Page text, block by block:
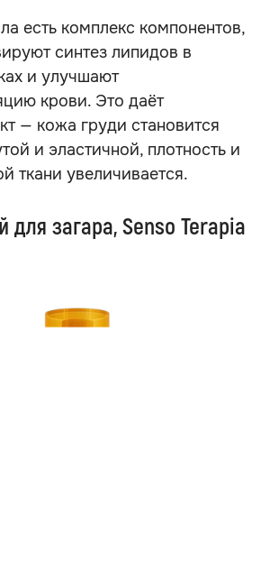
есть комплекс компонентов,
синтез липидов в
и улучшают
крови. Это даёт
— кожа груди становится
и эластичной, плотность и
ткани увеличивается.
для загара, Senso Terapia